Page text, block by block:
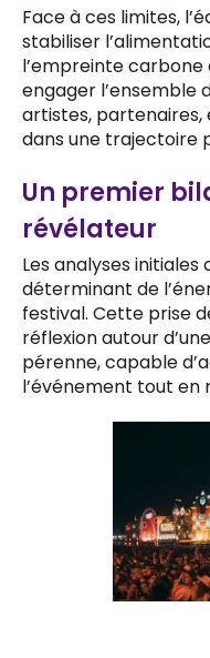
Face à ces limites,
stabiliser
l’empreinte
engager l’ensemble
artistes,
dans une trajectoire
Un premier
révélateur
Les analyses
déterminant de
festival. Cette prise
réflexion autour
pérenne, capable
l’événement tout en